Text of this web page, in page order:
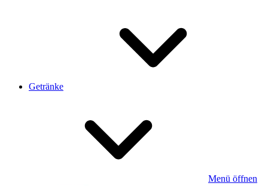
Getränke
Menü öffnen